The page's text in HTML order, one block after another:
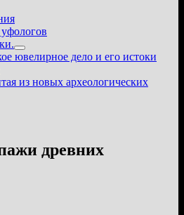
Показать
подменю
ювелирное дело и его истоки
из новых археологических
древних